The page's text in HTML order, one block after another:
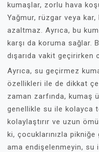
kumaşlar, zorlu hava
Yağmur, rüzgar veya
azaltmaz. Ayrıca, bu
karşı da koruma sağlar.
dışarıda vakit
Ayrıca, su geçirmez
özellikleri ile de dikkat
zaman zarfında, kumaş
genellikle su ile kolayca
kolaylaştırır ve uzun
ki, çocuklarınızla
ama endişelenmeyin, su